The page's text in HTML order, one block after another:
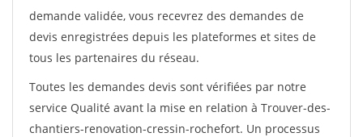
demande validée, vous recevrez des demandes de
devis enregistrées depuis les plateformes et sites de
tous les partenaires du réseau.
Toutes les demandes devis sont vérifiées par notre
service Qualité avant la mise en relation à Trouver-des-
chantiers-renovation-cressin-rochefort. Un processus